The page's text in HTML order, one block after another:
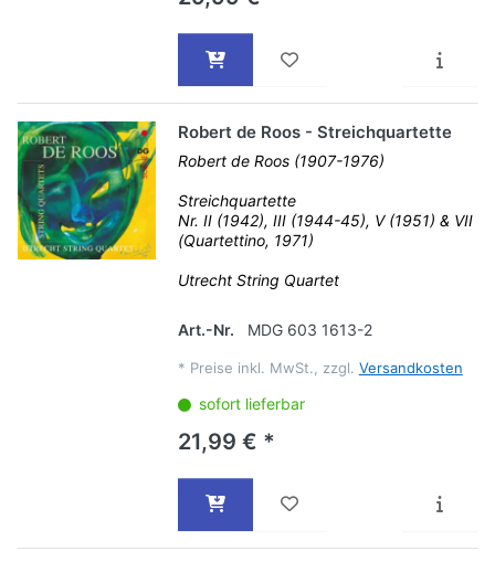
Robert de Roos - Streichquartette
Robert de Roos (1907-1976)
Streichquartette
Nr. II (1942), III (1944-45), V (1951) & VII
(Quartettino, 1971)
Utrecht String Quartet
Art.-Nr. MDG 603 1613-2
* Preise inkl. MwSt., zzgl. Versandkosten
sofort lieferbar
21,99 € *